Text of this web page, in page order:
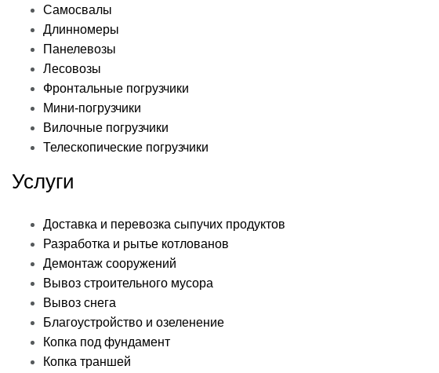
Самосвалы
Длинномеры
Панелевозы
Лесовозы
Фронтальные погрузчики
Мини-погрузчики
Вилочные погрузчики
Телескопические погрузчики
Услуги
Доставка и перевозка сыпучих продуктов
Разработка и рытье котлованов
Демонтаж сооружений
Вывоз строительного мусора
Вывоз снега
Благоустройство и озеленение
Копка под фундамент
Копка траншей